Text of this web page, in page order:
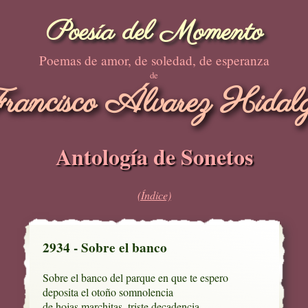
Poesía del Momento
Poemas de amor, de soledad, de esperanza
de
Álvarez
Antología de Sonetos
(Índice)
2934 - Sobre el banco
Sobre el banco del parque en que te espero
deposita el otoño somnolencia